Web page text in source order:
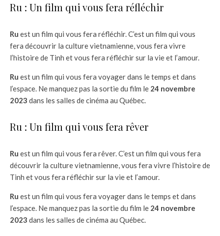
Ru : Un film qui vous fera réfléchir
Ru est un film qui vous fera réfléchir. C’est un film qui vous
fera découvrir la culture vietnamienne, vous fera vivre
l’histoire de Tinh et vous fera réfléchir sur la vie et l’amour.
Ru est un film qui vous fera voyager dans le temps et dans
l’espace. Ne manquez pas la sortie du film le 24 novembre
2023 dans les salles de cinéma au Québec.
Ru : Un film qui vous fera rêver
Ru est un film qui vous fera rêver. C’est un film qui vous fera
découvrir la culture vietnamienne, vous fera vivre l’histoire de
Tinh et vous fera réfléchir sur la vie et l’amour.
Ru est un film qui vous fera voyager dans le temps et dans
l’espace. Ne manquez pas la sortie du film le 24 novembre
2023 dans les salles de cinéma au Québec.